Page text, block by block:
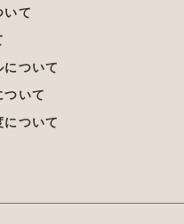
いて
ついて
ついて
ついて